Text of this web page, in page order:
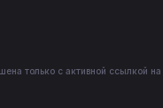
только с активной ссылкой